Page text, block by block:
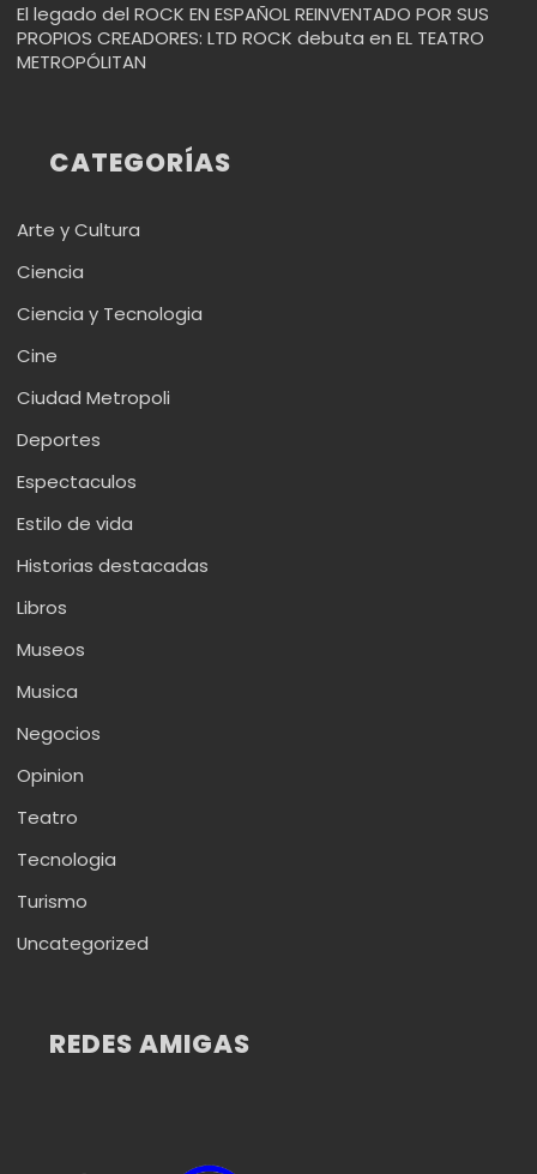
El legado del ROCK EN ESPAÑOL REINVENTADO POR SUS
PROPIOS CREADORES: LTD ROCK debuta en EL TEATRO
METROPÓLITAN
CATEGORÍAS
Arte y Cultura
Ciencia
Ciencia y Tecnologia
Cine
Ciudad Metropoli
Deportes
Espectaculos
Estilo de vida
Historias destacadas
Libros
Museos
Musica
Negocios
Opinion
Teatro
Tecnologia
Turismo
Uncategorized
REDES AMIGAS